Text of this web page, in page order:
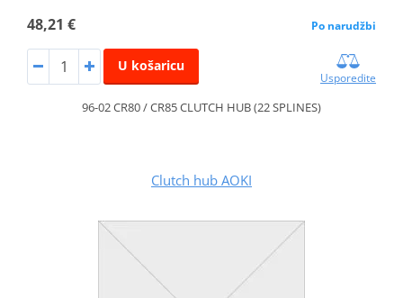
48,21 € Po narudžbi
U košaricu
Usporedite
96-02 CR80 / CR85 CLUTCH HUB (22 SPLINES)
Clutch hub AOKI